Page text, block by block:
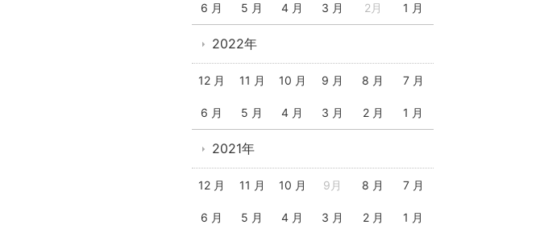
6 月 5 月 4 月 3 月 2月 1 月
2022年
12 月 11 月 10 月 9 月 8 月 7 月
6 月 5 月 4 月 3 月 2 月 1 月
2021年
12 月 11 月 10 月 9月 8 月 7 月
6 月 5 月 4 月 3 月 2 月 1 月